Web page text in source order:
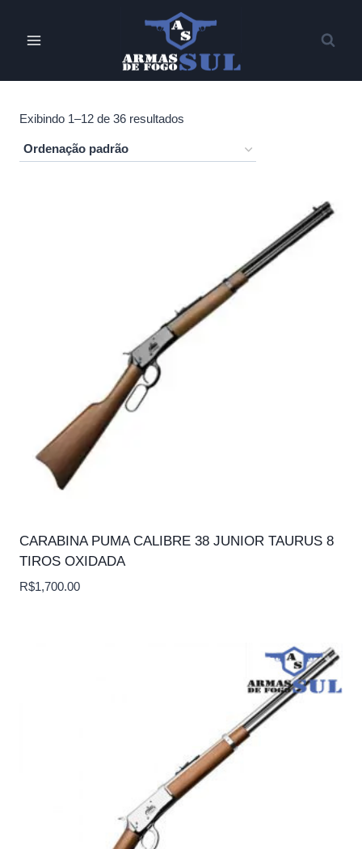
Exibindo 1–12 de 36 resultados
CARABINA PUMA CALIBRE 38 JUNIOR TAURUS 8
TIROS OXIDADA
R$1,700.00